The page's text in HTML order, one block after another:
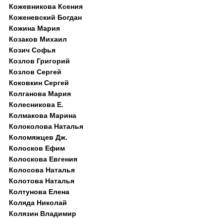
Кожевникова Ксения
Коженевский Богдан
Кожина Мария
Козаков Михаил
Козич Софья
Козлов Григорий
Козлов Сергей
Коковкин Сергей
Колганова Мария
Колесникова Е.
Колмакова Марина
Колоколова Наталья
Коломяжцев Дж.
Колосков Ефим
Колоскова Евгения
Колосова Наталья
Колотова Наталья
Колтунова Елена
Коляда Николай
Колязин Владимир